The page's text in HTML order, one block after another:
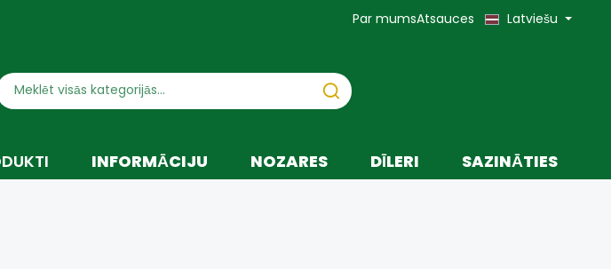
Par mumsAtsauces Latviešu
INFORMĀCIJU NOZARES DĪLERI SAZINĀTIES